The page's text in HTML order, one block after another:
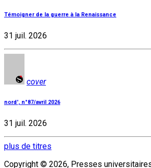
Témoigner de la guerre à la Renaissance
31 juil. 2026
cover
nord', n°87/avril 2026
31 juil. 2026
plus de titres
Copyright © 2026, Presses